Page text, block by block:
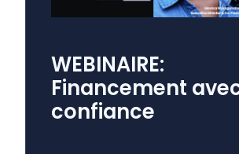
WEBINAIRE:
Financement
confiance